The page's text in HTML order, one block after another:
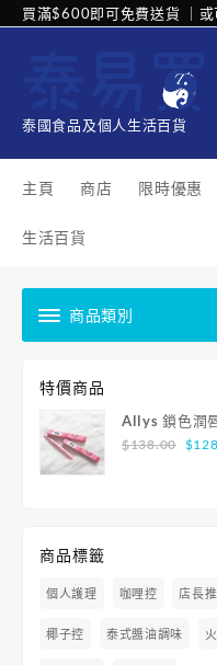
買滿$600即可免費送貨 ｜
泰國食品及個人生活百貨
主頁 商店 限時優惠
生活百貨
商品類別
特價商品
Allys 鎖色潤
$138.00 $
商品標籤
個人護理 咖哩控 店長
椰子控 泰式醬油調味